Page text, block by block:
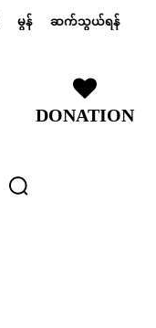
မွန် ဆက်သွယ်ရန်
DONATION